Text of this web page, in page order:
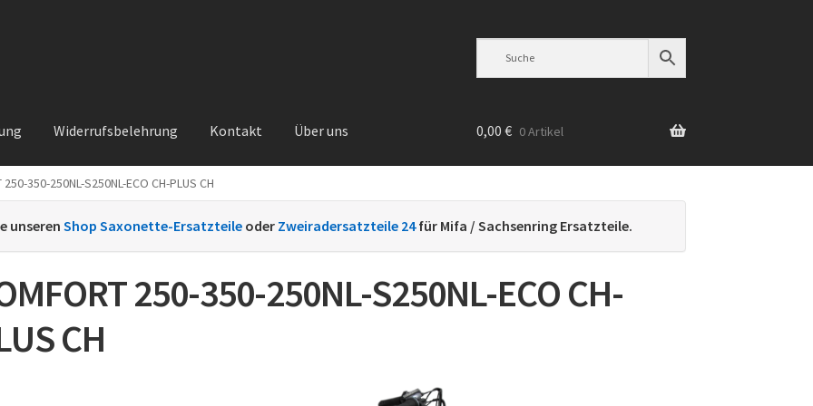
Widerrufsbelehrung Kontakt Über uns
KontaktSachs ErsatzteileSachsteile
0,00 € 0 Artikel
250-350-250NL-S250NL-ECO CH-PLUS CH
unseren Shop Saxonette-Ersatzteile oder Zweiradersatzteile 24für Mifa / Sachsenring Ersatzteile.
250-350-250NL-S250NL-ECO CH-
CH